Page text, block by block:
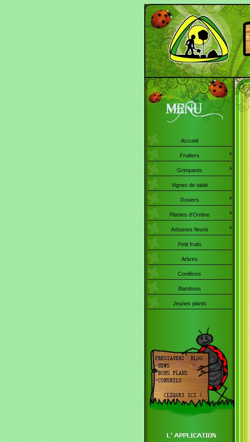
Accueil
Fruitiers
Grimpants
Vignes de table
Rosiers
Plantes d'Ombre
Arbustes fleuris
Petit fruits
Arbres
Conifères
Bambous
Jeunes plants